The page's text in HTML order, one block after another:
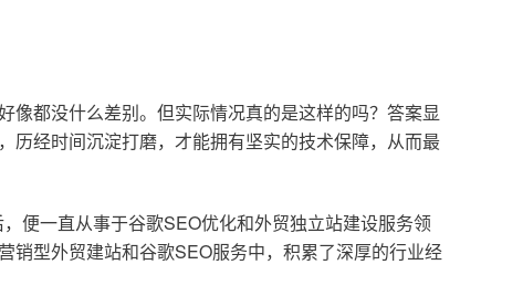
都没什么差别。但实际情况真的是这样的吗？答案显
历经时间沉淀打磨，才能拥有坚实的技术保障，从而最
便一直从事于谷歌SEO优化和外贸独立站建设服务领
销型外贸建站和谷歌SEO服务中，积累了深厚的行业经